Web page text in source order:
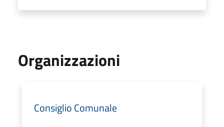
Organizzazioni
Consiglio Comunale